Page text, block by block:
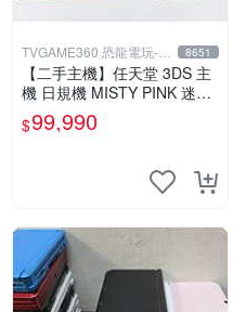
TVGAME360 恐龍電玩-台
中店
8651
【二手主機】任天堂 3DS 主
機 日規機 MISTY PINK 迷霧
粉 迷濛粉色 粉紅色【台中恐
龍電玩】
$99,990